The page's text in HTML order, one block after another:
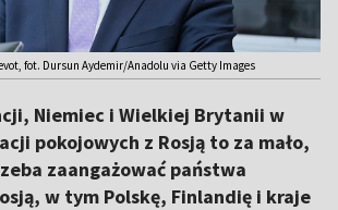
fot. Dursun Aydemir/Anadolu via Getty Images
Niemiec i Wielkiej Brytanii w
pokojowych z Rosją to za mało,
zaangażować państwa
w tym Polskę, Finlandię i kraje